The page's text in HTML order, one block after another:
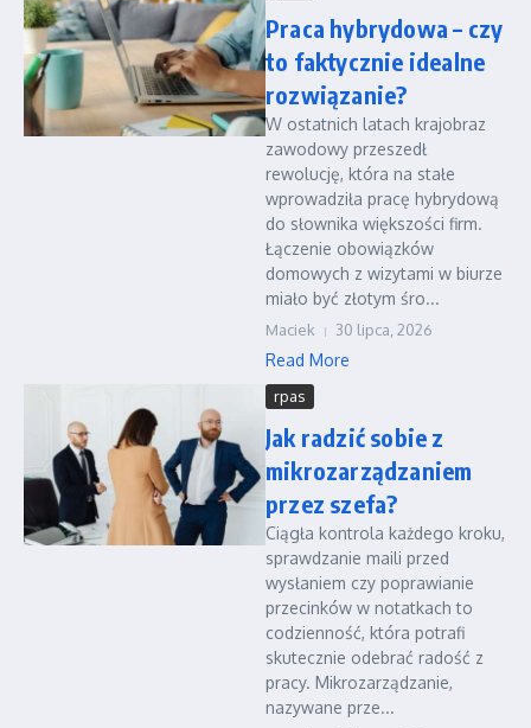
Praca hybrydowa – czy
to faktycznie idealne
rozwiązanie?
W ostatnich latach krajobraz
zawodowy przeszedł
rewolucję, która na stałe
wprowadziła pracę hybrydową
do słownika większości firm.
Łączenie obowiązków
domowych z wizytami w biurze
miało być złotym śro...
Maciek 30 lipca, 2026
Read More
rpas
Jak radzić sobie z
mikrozarządzaniem
przez szefa?
Ciągła kontrola każdego kroku,
sprawdzanie maili przed
wysłaniem czy poprawianie
przecinków w notatkach to
codzienność, która potrafi
skutecznie odebrać radość z
pracy. Mikrozarządzanie,
nazywane prze...